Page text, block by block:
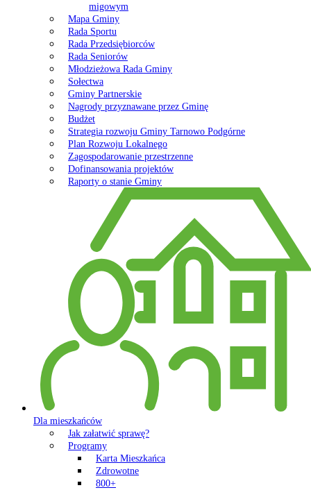
migowym
Mapa Gminy
Rada Sportu
Rada Przedsiębiorców
Rada Seniorów
Młodzieżowa Rada Gminy
Sołectwa
Gminy Partnerskie
Nagrody przyznawane przez Gminę
Budżet
Strategia rozwoju Gminy Tarnowo Podgórne
Plan Rozwoju Lokalnego
Zagospodarowanie przestrzenne
Dofinansowania projektów
Raporty o stanie Gminy
Dla mieszkańców
Jak załatwić sprawę?
Programy
Karta Mieszkańca
Zdrowotne
800+